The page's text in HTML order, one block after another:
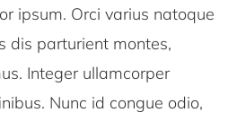
ipsum. Orci varius natoque
dis parturient montes,
Integer ullamcorper
Nunc id congue odio,